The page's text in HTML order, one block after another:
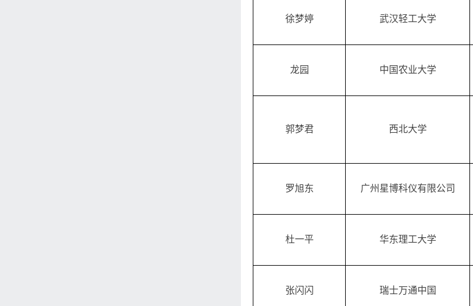
徐梦婷 武汉轻工大学
龙园 中国农业大学
郭梦君 西北大学
罗旭东 广州星博科仪有限公司
杜一平 华东理工大学
张闪闪 瑞士万通中国